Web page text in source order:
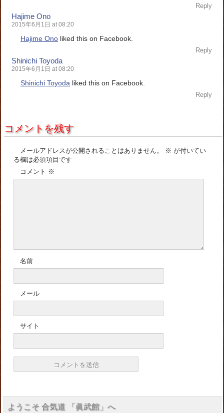
Reply
Hajime Ono
2015年6月1日 at 08:20
Hajime Ono liked this on Facebook.
Reply
Shinichi Toyoda
2015年6月1日 at 08:20
Shinichi Toyoda liked this on Facebook.
Reply
コメントを残す
メールアドレスが公開されることはありません。 ※ が付いてい
る欄は必須項目です
コメント ※
名前
メール
サイト
ようこそ 合気道 「眞武館」へ